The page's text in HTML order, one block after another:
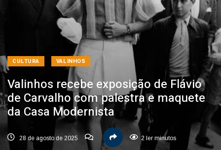
CULTURA VALINHOS
Valinhos recebe exposição de Flávio
de Carvalho com palestra e maquete
da Casa Modernista
28 de agosto de 2025 2 ler minutos